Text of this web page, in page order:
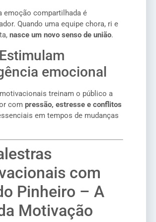
emoção compartilhada é
Quando uma equipe chora, ri e
nasce um novo senso de união.
emocional
treinam o público a
com pressão, estresse e conflitos
em tempos de mudanças
com
Pinheiro – A
Motivação